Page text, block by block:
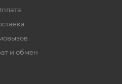
и обмен